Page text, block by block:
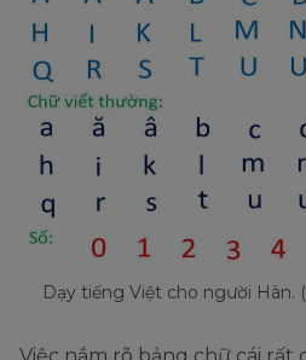
Dạy tiếng Việt cho người Hàn.